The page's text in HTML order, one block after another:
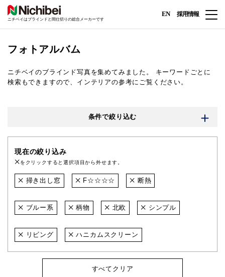
ニチベイはブラインドと間仕切りの総合メーカーです
EN 採用情報
フォトアルバム
ニチベイのブラインド写真を集めてみました。
キーワードごとに
検索もできますので、インテリアの参考にご覧ください。
条件で絞り込む
現在の絞り込み
をクリックすると選択項目から外せます。
掃き出し窓 F☆☆☆☆ 断熱
ブルー系 柄物 北欧 シンプル
リビング ハニカムスクリーン
すべてクリア